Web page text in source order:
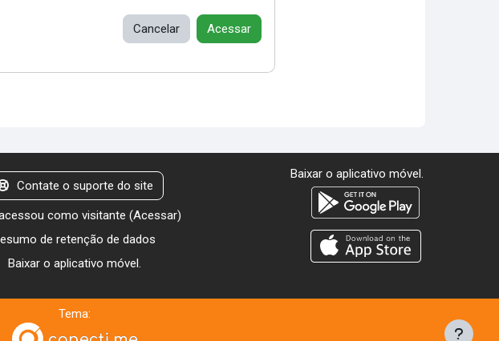
Cancelar Acessar
Contate o suporte do site
como visitante (Acessar)
de retenção de dados
Baixar o aplicativo móvel.
Baixar o aplicativo móvel.
Tema: